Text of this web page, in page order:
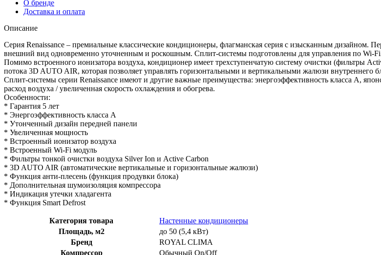
О бренде
Доставка и оплата
Описание
Серия Renaissance – премиальные классические кондиционеры, флагманская серия с изысканным
внешний вид одновременно уточненным и роскошным. Сплит-системы подготовлены для управления по Wi-
Помимо встроенного ионизатора воздуха, кондиционер имеет трехступенчатую систему очистки (фильтры
потока 3D AUTO AIR, которая позволяет управлять горизонтальными и вертикальными жалюзи внутреннего
Сплит-системы серии Renaissance имеют и другие важные преимущества: энергоэффективность класса А,
расход воздуха / увеличенная скорость охлаждения и обогрева.
Особенности:
* Гарантия 5 лет
* Энергоэффективность класса А
* Утонченный дизайн передней панели
* Увеличенная мощность
* Встроенный ионизатор воздуха
* Встроенный Wi-Fi модуль
* Фильтры тонкой очистки воздуха Silver Ion и Active Carbon
* 3D AUTO AIR (автоматические вертикальные и горизонтальные жалюзи)
* Функция анти-плесень (функция продувки блока)
* Дополнительная шумоизоляция компрессора
* Индикация утечки хладагента
* Функция Smart Defrost
Категория товара
Настенные кондиционеры
Площадь, м2
до 50 (5,4 кВт)
Бренд
ROYAL CLIMA
Компрессор
Обычный On/Off